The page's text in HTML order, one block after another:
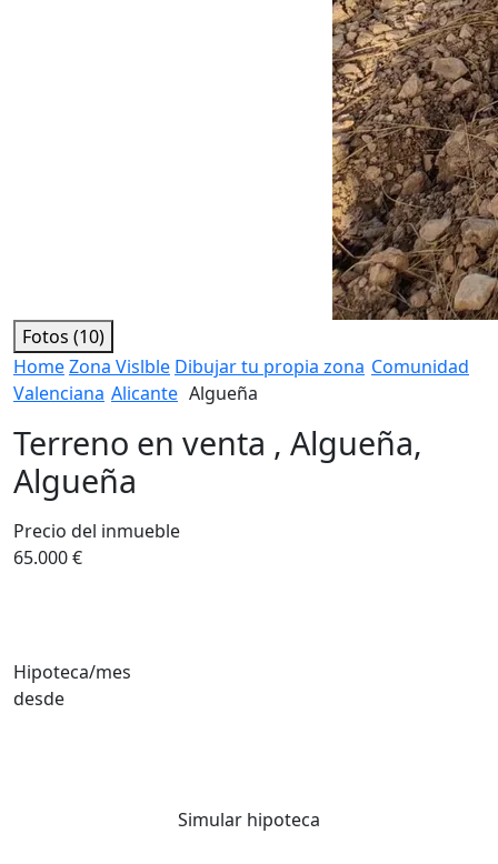
Fotos (10)
HomeZona Vislble Dibujar tu propia zona Comunidad
Valenciana Alicante Algueña
Terreno en venta , Algueña,
Algueña
Precio del inmueble
65.000 €
Hipoteca/mes
desde
Simular hipoteca